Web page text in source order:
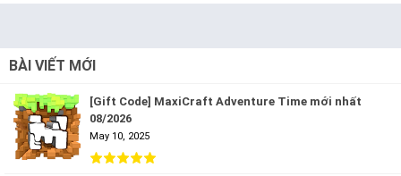
BÀI VIẾT MỚI
[Gift Code] MaxiCraft Adventure Time mới nhất
08/2026
May 10, 2025